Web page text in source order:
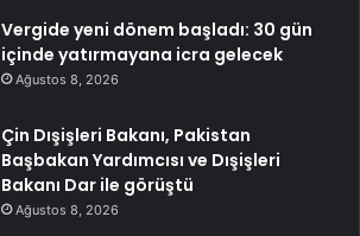
Vergide yeni dönem başladı: 30 gün
içinde yatırmayana icra gelecek
Ağustos 8, 2026
Çin Dışişleri Bakanı, Pakistan
Başbakan Yardımcısı ve Dışişleri
Bakanı Dar ile görüştü
Ağustos 8, 2026